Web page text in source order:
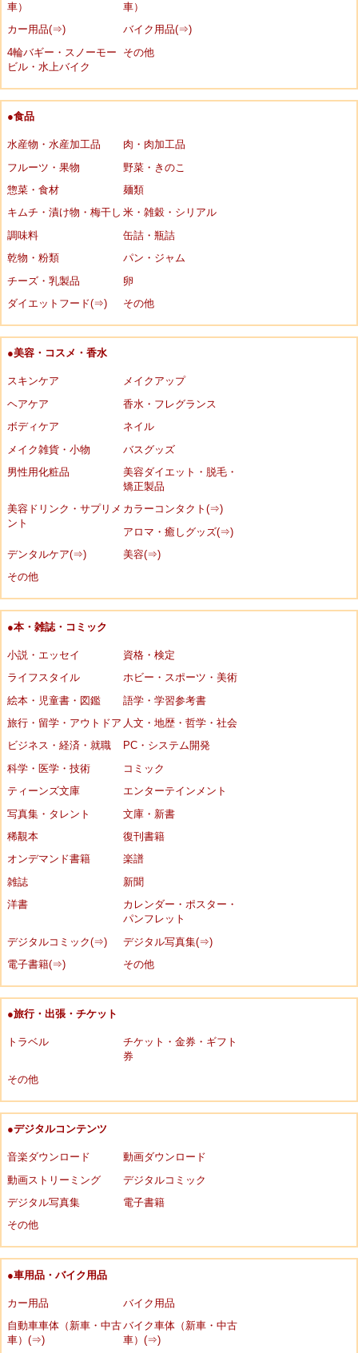
車）
車）
カー用品(⇒)
バイク用品(⇒)
4輪バギー・スノーモー
ビル・水上バイク
その他
●食品
水産物・水産加工品
肉・肉加工品
フルーツ・果物
野菜・きのこ
惣菜・食材
麺類
キムチ・漬け物・梅干し 米・雑穀・シリアル
調味料
缶詰・瓶詰
乾物・粉類
パン・ジャム
チーズ・乳製品
卵
ダイエットフード(⇒)
その他
●美容・コスメ・香水
スキンケア
メイクアップ
ヘアケア
香水・フレグランス
ボディケア
ネイル
メイク雑貨・小物
バスグッズ
男性用化粧品
美容ダイエット・脱毛・
矯正製品
美容ドリンク・サプリメ
ント
カラーコンタクト(⇒)
アロマ・癒しグッズ(⇒)
デンタルケア(⇒)
美容(⇒)
その他
●本・雑誌・コミック
小説・エッセイ
資格・検定
ライフスタイル
ホビー・スポーツ・美術
絵本・児童書・図鑑
語学・学習参考書
旅行・留学・アウトドア 人文・地歴・哲学・社会
ビジネス・経済・就職
PC・システム開発
科学・医学・技術
コミック
ティーンズ文庫
エンターテインメント
写真集・タレント
文庫・新書
稀覯本
復刊書籍
オンデマンド書籍
楽譜
雑誌
新聞
洋書
カレンダー・ポスター・
パンフレット
デジタルコミック(⇒)
デジタル写真集(⇒)
電子書籍(⇒)
その他
●旅行・出張・チケット
トラベル
チケット・金券・ギフト
券
その他
●デジタルコンテンツ
音楽ダウンロード
動画ダウンロード
動画ストリーミング
デジタルコミック
デジタル写真集
電子書籍
その他
●車用品・バイク用品
カー用品
バイク用品
自動車車体（新車・中古
車）(⇒)
バイク車体（新車・中古
車）(⇒)